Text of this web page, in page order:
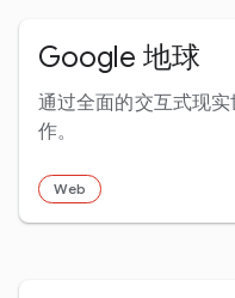
Google 地球
通过全面的交互式现
作。
Web